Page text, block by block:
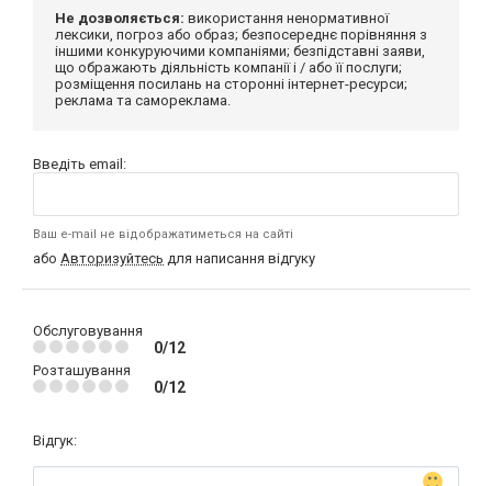
Не дозволяється: використання ненормативної
лексики, погроз або образ; безпосереднє порівняння з
іншими конкуруючими компаніями; безпідставні заяви,
що ображають діяльність компанії і / або її послуги;
розміщення посилань на сторонні інтернет-ресурси;
реклама та самореклама.
Введіть email:
Ваш e-mail не відображатиметься на сайті
або Авторизуйтесь для написання відгуку
Обслуговування
0/12
Розташування
0/12
Відгук: